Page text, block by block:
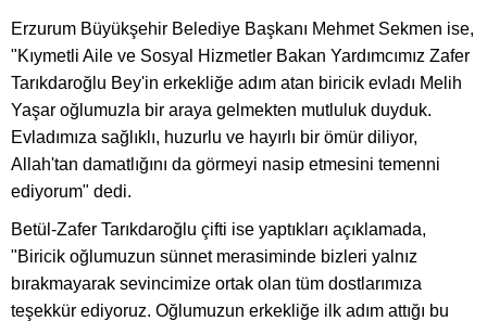
Erzurum Büyükşehir Belediye Başkanı Mehmet Sekmen ise,
"Kıymetli Aile ve Sosyal Hizmetler Bakan Yardımcımız Zafer
Tarıkdaroğlu Bey'in erkekliğe adım atan biricik evladı Melih
Yaşar oğlumuzla bir araya gelmekten mutluluk duyduk.
Evladımıza sağlıklı, huzurlu ve hayırlı bir ömür diliyor,
Allah'tan damatlığını da görmeyi nasip etmesini temenni
ediyorum" dedi.
Betül-Zafer Tarıkdaroğlu çifti ise yaptıkları açıklamada,
"Biricik oğlumuzun sünnet merasiminde bizleri yalnız
bırakmayarak sevincimize ortak olan tüm dostlarımıza
teşekkür ediyoruz. Oğlumuzun erkekliğe ilk adım attığı bu